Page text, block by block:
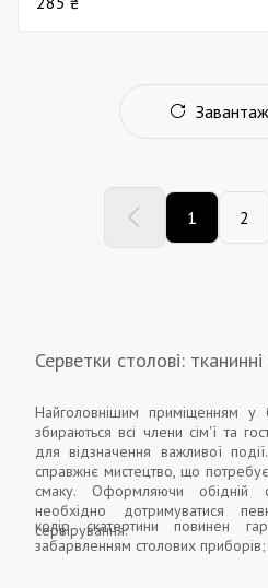
1 2
Серветки столові:
Найголовнішим приміщенням у
збираються всі члени сім'ї та
для відзначення важливої
справжнє мистецтво, що
смаку. Оформляючи обідній
необхідно дотримуватися
сервірування:
колір скатертини повинен
забарвленням столових приборів;